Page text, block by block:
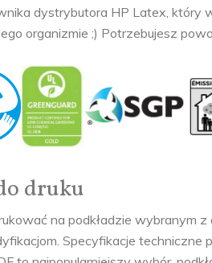
dystrybutora HP Latex, który
organizmie ;) Potrzebujesz
druku
na podkładzie wybranym
Specyfikacje